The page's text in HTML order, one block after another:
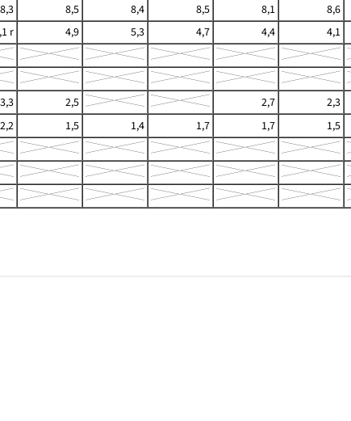
8,3 8,5 8,4 8,5 8,1
8,6
r 4,9 5,3 4,7 4,4
4,1
3,3 2,5 2,7
2,3
2,2 1,5 1,4 1,7 1,7
1,5